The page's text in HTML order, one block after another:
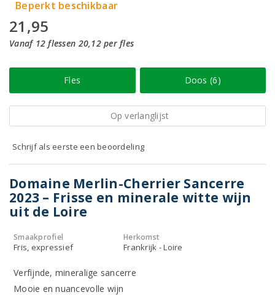
Beperkt beschikbaar
21,95
Vanaf 12 flessen 20,12 per fles
Fles Doos (6)
Op verlanglijst
Schrijf als eerste een beoordeling
Domaine Merlin-Cherrier Sancerre
2023 – Frisse en minerale witte wijn
uit de Loire
Smaakprofiel
Fris, expressief
Herkomst
Frankrijk - Loire
Verfijnde, mineralige sancerre
Mooie en nuancevolle wijn